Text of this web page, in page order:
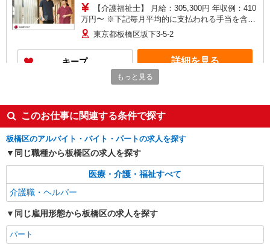
【介護福祉士】 月給：305,300円 年収例：410
万円〜 ※下記毎月平均的に支払われる手当を含み
ます。 ・職務手当 ・特別職務手当 ・特別地域手
当 ・（東京都）居住支援特別手当 ・働きがい向上
手当 ・特別夜勤手当 ・日祝手当（月平均2回分）
・夜勤手当（月平均5回分） ※居住支援特別手当
は勤続5年目までの方はさらに1万円支給（再入社
は除く） ◎賞与：基本給2.08ヶ月分/年支給 ◎残
東京都板橋区坂下3-5-2
キープ 詳細を見る
介護スタッフ
【実務者研修】 月給：269,500円 年収例：364
万円〜 【初任者研修・無資格】 月給：259,800円
年収例：351万円〜 ※職務手当、（東京都）居住
当（月平均5回分）等、毎月平均的に支払われる手
当を含みます。 ※居住支援特別手当は勤続5年目
間外手当支給（超過1分〜）
東京都板橋区三園2丁目12-14
キープ 詳細を見る
正社員
もっと見る
このお仕事に関連する条件で探す
板橋区のアルバイト・バイト・パートの求人を探す
同じ職種から板橋区の求人を探す
医療・介護・福祉すべて
介護職・ヘルパー
同じ雇用形態から板橋区の求人を探す
パート